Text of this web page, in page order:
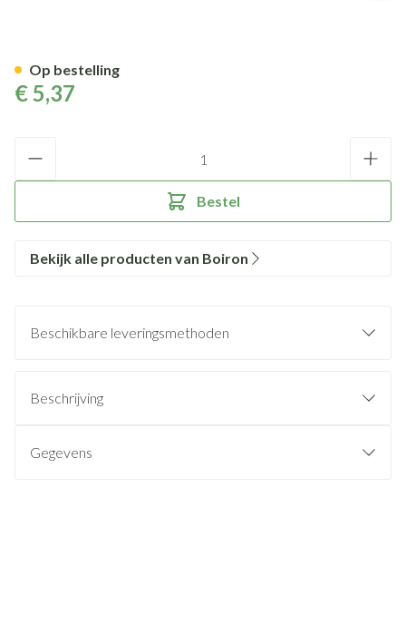
€ 5,37
Bestel
Op bestelling
Bekijk alle producten van Boiron
Beschikbare leveringsmethoden
Beschrijving
Gegevens